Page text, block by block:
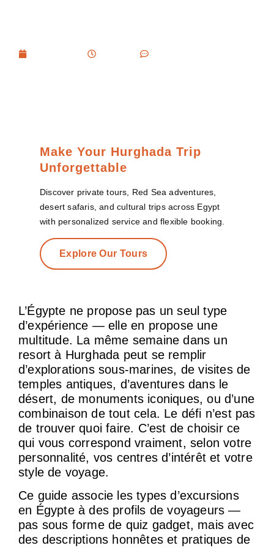
mai 24, 2026 11:52 am
Make Your Hurghada Trip
Unforgettable
Discover private tours, Red Sea adventures,
desert safaris, and cultural trips across Egypt
with personalized service and flexible booking.
Explore Our Tours
L’Égypte ne propose pas un seul type
d’expérience — elle en propose une
multitude. La même semaine dans un
resort à Hurghada peut se remplir
d’explorations sous-marines, de visites de
temples antiques, d’aventures dans le
désert, de monuments iconiques, ou d’une
combinaison de tout cela. Le défi n’est pas
de trouver quoi faire. C’est de choisir ce
qui vous correspond vraiment, selon votre
personnalité, vos centres d’intérêt et votre
style de voyage.
Ce guide associe les types d’excursions
en Égypte à des profils de voyageurs —
pas sous forme de quiz gadget, mais avec
des descriptions honnêtes et pratiques de